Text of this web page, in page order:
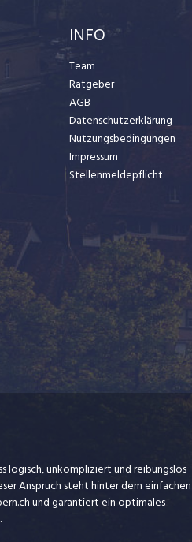
INFO
Team
Ratgeber
AGB
Datenschutzerklärung
Nutzungsbedingungen
Impressum
Stellenmeldepflicht
logisch, unkompliziert und reibungslos
Anspruch steht hinter dem einfachen
und garantiert ein optimales